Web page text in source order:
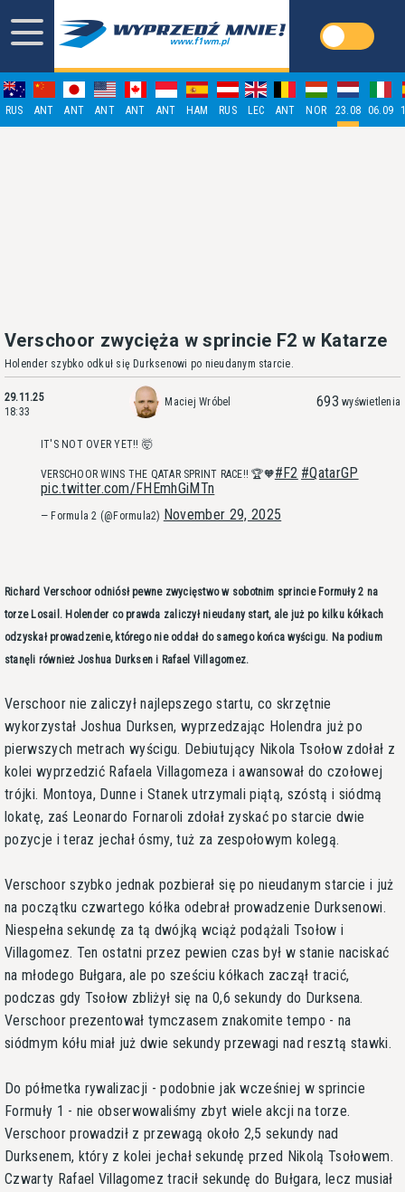
RUS ANT ANT ANT ANT ANT HAM RUS LEC ANT NOR 23.08 06.09
Verschoor zwycięża w sprincie F2 w Katarze
Holender szybko odkuł się Durksenowi po nieudanym starcie.
29.11.25
18:33
Maciej Wróbel 693 wyświetlenia
IT'S NOT OVER YET!! 🤯
VERSCHOOR WINS THE QATAR SPRINT RACE!! 🏆🧡#F2 #QatarGP
pic.twitter.com/FHEmhGiMTn
— Formula 2 (@Formula2) November 29, 2025
Richard Verschoor odniósł pewne zwycięstwo w sobotnim sprincie Formuły 2 na
torze Losail. Holender co prawda zaliczył nieudany start, ale już po kilku kółkach
odzyskał prowadzenie, którego nie oddał do samego końca wyścigu. Na podium
stanęli również Joshua Durksen i Rafael Villagomez.
Verschoor nie zaliczył najlepszego startu, co skrzętnie
wykorzystał Joshua Durksen, wyprzedzając Holendra już po
pierwszych metrach wyścigu. Debiutujący Nikola Tsołow zdołał z
kolei wyprzedzić Rafaela Villagomeza i awansował do czołowej
trójki. Montoya, Dunne i Stanek utrzymali piątą, szóstą i siódmą
lokatę, zaś Leonardo Fornaroli zdołał zyskać po starcie dwie
pozycje i teraz jechał ósmy, tuż za zespołowym kolegą.
Verschoor szybko jednak pozbierał się po nieudanym starcie i już
na początku czwartego kółka odebrał prowadzenie Durksenowi.
Niespełna sekundę za tą dwójką wciąż podążali Tsołow i
Villagomez. Ten ostatni przez pewien czas był w stanie naciskać
na młodego Bułgara, ale po sześciu kółkach zaczął tracić,
podczas gdy Tsołow zbliżył się na 0,6 sekundy do Durksena.
Verschoor prezentował tymczasem znakomite tempo - na
siódmym kółu miał już dwie sekundy przewagi nad resztą stawki.
Do półmetka rywalizacji - podobnie jak wcześniej w sprincie
Formuły 1 - nie obserwowaliśmy zbyt wiele akcji na torze.
Verschoor prowadził z przewagą około 2,5 sekundy nad
Durksenem, który z kolei jechał sekundę przed Nikolą Tsołowem.
Czwarty Rafael Villagomez tracił sekundę do Bułgara, lecz musiał